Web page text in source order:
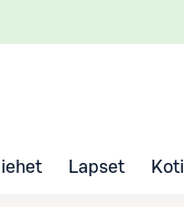
Lapset Koti